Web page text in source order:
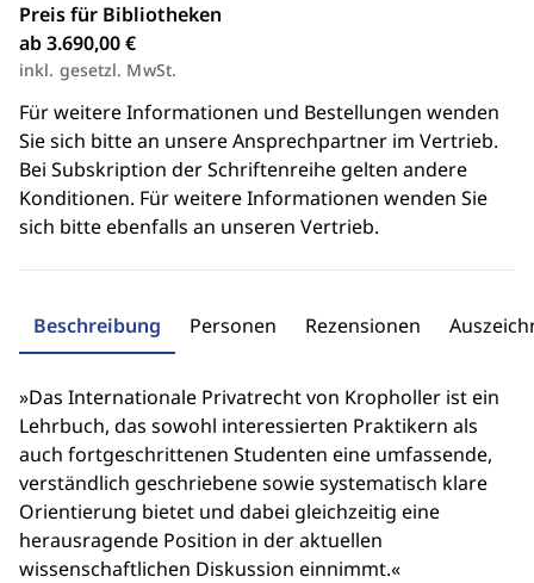
Preis für Bibliotheken
ab 3.690,00 €
inkl. gesetzl. MwSt.
Für weitere Informationen und Bestellungen wenden
Sie sich bitte an unsere Ansprechpartner im Vertrieb.
Bei Subskription der Schriftenreihe gelten andere
Konditionen. Für weitere Informationen wenden Sie
sich bitte ebenfalls an unseren Vertrieb.
Beschreibung Personen Rezensionen
»Das Internationale Privatrecht von Kropholler ist ein
Lehrbuch, das sowohl interessierten Praktikern als
auch fortgeschrittenen Studenten eine umfassende,
verständlich geschriebene sowie systematisch klare
Orientierung bietet und dabei gleichzeitig eine
herausragende Position in der aktuellen
wissenschaftlichen Diskussion einnimmt.«